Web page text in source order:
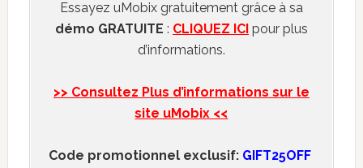
Essayez uMobix gratuitement grâce à sa
démo GRATUITE : CLIQUEZ ICI pour plus
d’informations.
>> Consultez Plus d’informations sur le
site uMobix <<
Code promotionnel exclusif: GIFT25OFF